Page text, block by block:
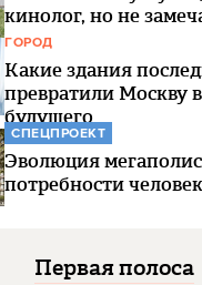
кинолог, но не
ГОРОД
Какие здания
превратили Москву
будущего
СПЕЦПРОЕКТ
Эволюция
потребности
Первая полоса